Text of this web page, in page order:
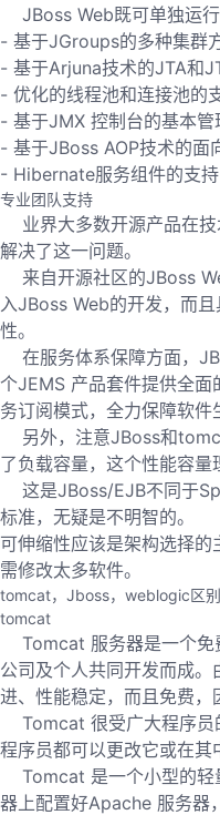
JBoss Web既可单独运行
- 基于JGroups的多种集群
- 基于Arjuna技术的JTA和
- 优化的线程池和连接池的支
- 基于JMX 控制台的基本管
- 基于JBoss AOP技术的面
- Hibernate服务组件的支持
专业团队支持
业界大多数开源产品在技
解决了这一问题。
来自开源社区的JBoss
入JBoss Web的开发，而
性。
在服务体系保障方面，
个JEMS 产品套件提供全
务订阅模式，全力保障软件
另外，注意JBoss和
了负载容量，这个性能容
这是JBoss/EJB不同于
标准，无疑是不明智的。
可伸缩性应该是架构选择
需修改太多软件。
tomcat，Jboss，weblogic区
tomcat
Tomcat 服务器是一个免
公司及个人共同开发而成
进、性能稳定，而且免费，
Tomcat 很受广大程序员
程序员都可以更改它或在其
Tomcat 是一个小型的轻
器上配置好Apache 服务器